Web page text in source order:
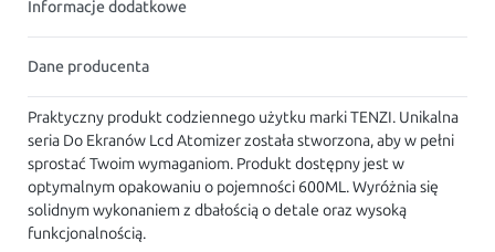
Informacje dodatkowe
Dane producenta
Praktyczny produkt codziennego użytku marki TENZI. Unikalna
seria Do Ekranów Lcd Atomizer została stworzona, aby w pełni
sprostać Twoim wymaganiom. Produkt dostępny jest w
optymalnym opakowaniu o pojemności 600ML. Wyróżnia się
solidnym wykonaniem z dbałością o detale oraz wysoką
funkcjonalnością.